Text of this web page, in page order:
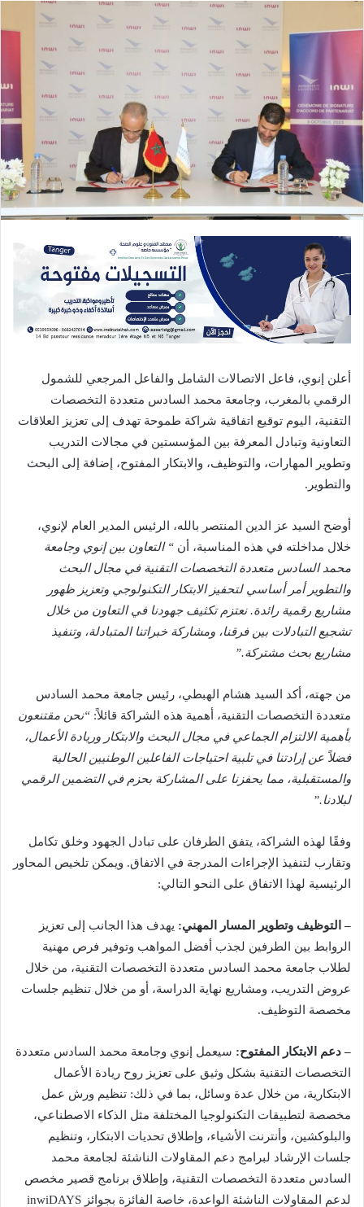
أعلن إنوي، فاعل الاتصالات الشامل والفاعل المرجعي للشمول
الرقمي بالمغرب، وجامعة محمد السادس متعددة التخصصات
التقنية، اليوم توقيع اتفاقية شراكة طموحة تهدف إلى تعزيز العلاقات
التعاونية وتبادل المعرفة بين المؤسستين في مجالات التدريب
وتطوير المهارات، والتوظيف، والابتكار المفتوح، إضافة إلى البحث
والتطوير.
أوضح السيد عز الدين المنتصر بالله، الرئيس المدير العام لإنوي،
خلال مداخلته في هذه المناسبة، أن “ التعاون بين إنوي وجامعة
محمد السادس متعددة التخصصات التقنية في مجال البحث
والتطوير أمر أساسي لتحفيز الابتكار التكنولوجي وتعزيز ظهور
مشاريع رقمية رائدة. نعتزم تكثيف جهودنا في التعاون من خلال
تشجيع التبادلات بين فرقنا، ومشاركة خبراتنا المتبادلة، وتنفيذ
مشاريع بحث مشتركة.”
من جهته، أكد السيد هشام الهبطي، رئيس جامعة محمد السادس
متعددة التخصصات التقنية، أهمية هذه الشراكة قائلاً: “نحن مقتنعون
بأهمية الالتزام الجماعي في مجال البحث والابتكار وريادة الأعمال،
فضلاً عن إرادتنا في تلبية احتياجات الفاعلين الوطنيين الحالية
والمستقبلية، مما يحفزنا على المشاركة بحزم في التضمين الرقمي
لبلادنا.”
وفقًا لهذه الشراكة، يتفق الطرفان على تبادل الجهود وخلق تكامل
وتقارب لتنفيذ الإجراءات المدرجة في الاتفاق. ويمكن تلخيص المحاور
الرئيسية لهذا الاتفاق على النحو التالي:
– التوظيف وتطوير المسار المهني: يهدف هذا الجانب إلى تعزيز
الروابط بين الطرفين لجذب أفضل المواهب وتوفير فرص مهنية
لطلاب جامعة محمد السادس متعددة التخصصات التقنية، من خلال
عروض التدريب، ومشاريع نهاية الدراسة، أو من خلال تنظيم جلسات
مخصصة التوظيف.
– دعم الابتكار المفتوح: سيعمل إنوي وجامعة محمد السادس متعددة
التخصصات التقنية بشكل وثيق على تعزيز روح ريادة الأعمال
الابتكارية، من خلال عدة وسائل، بما في ذلك: تنظيم ورش عمل
مخصصة لتطبيقات التكنولوجيا المختلفة مثل الذكاء الاصطناعي،
والبلوكشين، وأنترنت الأشياء، وإطلاق تحديات الابتكار، وتنظيم
جلسات الإرشاد لبرامج دعم المقاولات الناشئة لجامعة محمد
السادس متعددة التخصصات التقنية، وإطلاق برنامج قصير مخصص
لدعم المقاولات الناشئة الواعدة، خاصة الفائزة بجوائز inwiDAYS